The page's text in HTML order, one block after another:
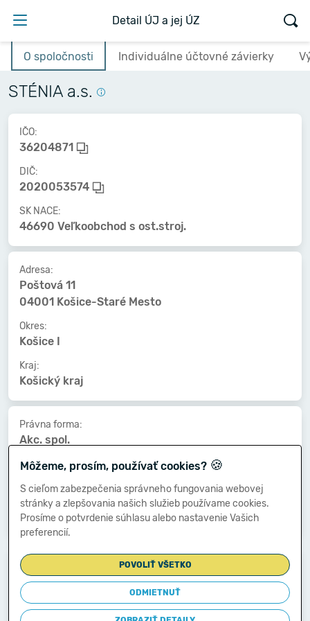
Detail ÚJ a jej ÚZ
O spoločnosti Individuálne účtovné závierky
STÉNIA a.s.
IČO:
36204871
DIČ:
2020053574
SK NACE:
46690 Veľkoobchod s ost.stroj.
Adresa:
Poštová 11
04001 Košice-Staré Mesto
Okres:
Košice I
Kraj:
Košický kraj
Právna forma:
Akc. spol.
Kat. veľkosti:
Druh vlastníctva:
Medzinárodné - súkromné
Dátum vzniku:
06.03.2001
Dátum zániku:
-
Môžeme, prosím, používať cookies? 🍪
S cieľom zabezpečenia správneho fungovania webovej
stránky a zlepšovania našich služieb používame cookies.
Prosíme o potvrdenie súhlasu alebo nastavenie Vašich
preferencií.
POVOLIŤ VŠETKO
ODMIETNUŤ